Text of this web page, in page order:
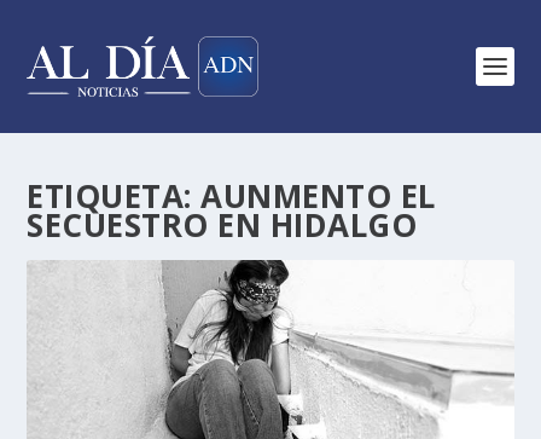
ETIQUETA:AUNMENTO EL
SECUESTRO EN HIDALGO